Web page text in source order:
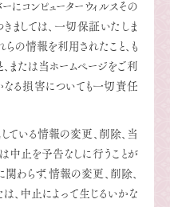
にコンピューターウィルスその
ましては、一切保証いたしま
の情報を利用されたこと、も
または当ホームページをご利
なる損害についても一切責任
ている情報の変更、削除、当
中止を予告なしに行うことが
わらず、情報の変更、削除、
、中止によって生じるいかな